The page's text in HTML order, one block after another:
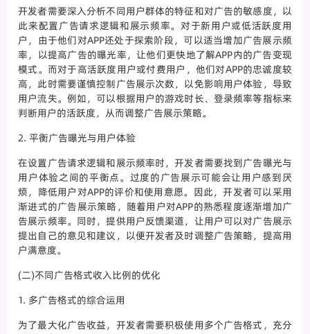
开发者需要深入分析不同用户群体的特征和对广告的敏感度，以
此来配置广告请求逻辑和展示频率。对于新用户或低活跃度用
户，由于他们对APP还处于探索阶段，可以适当增加广告展示频
率，以提高广告的曝光率，让他们更快地了解APP内的广告变现
模式。而对于高活跃度用户或付费用户，他们对APP的忠诚度较
高，此时需要谨慎控制广告展示次数，以免影响用户体验，导致
用户流失。例如，可以根据用户的游戏时长、登录频率等指标来
判断用户的活跃度，从而调整广告展示策略。
2. 平衡广告曝光与用户体验
在设置广告请求逻辑和展示频率时，开发者需要找到广告曝光与
用户体验之间的平衡点。过度的广告展示可能会让用户感到厌
烦，降低用户对APP的评价和使用意愿。因此，开发者可以采用
渐进式的广告展示策略，随着用户对APP的熟悉程度逐渐增加广
告展示频率。同时，提供用户反馈渠道，让用户可以对广告展示
提出自己的意见和建议，以便开发者及时调整广告策略，提高用
户满意度。
(二)不同广告格式收入比例的优化
1. 多广告格式的综合运用
为了最大化广告收益，开发者需要积极使用多个广告格式，充分